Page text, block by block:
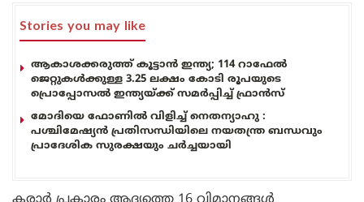
Stories you may like
ആകാശക്കരുത്ത് കൂട്ടാൻ ഇന്ത്യ; 114 റാഫേൽ
ജെറ്റുകൾക്കുള്ള 3.25 ലക്ഷം കോടി രൂപയുടെ
പ്രൊപ്പോസൽ ഇന്ത്യയ്ക്ക് സമർപ്പിച്ച് ഫ്രാൻസ്
മോദിയെ ഫോണിൽ വിളിച്ച് നെതന്യാഹു :
പശ്ചിമേഷ്യൻ പ്രതിസന്ധിയിലെ നയതന്ത്ര ബന്ധവും
പ്രാദേശിക സുരക്ഷയും ചർച്ചയായി